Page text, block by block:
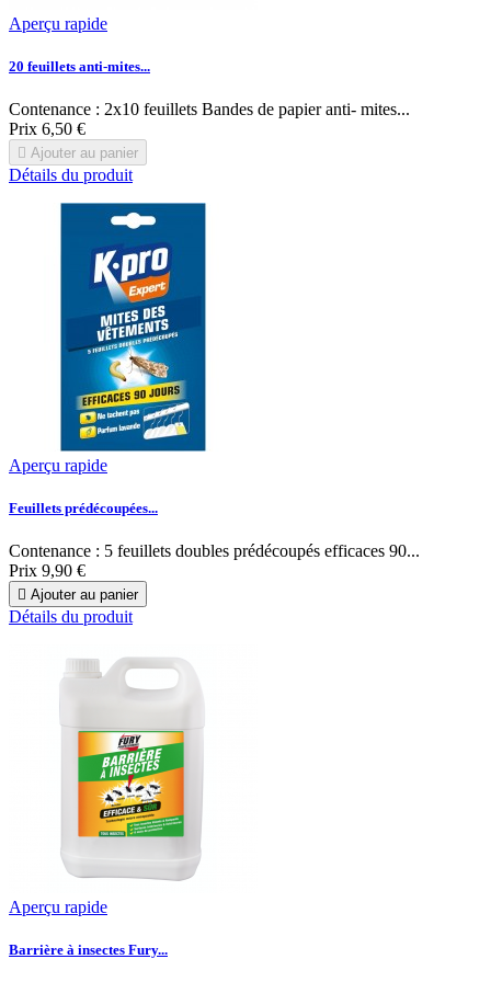
Aperçu rapide
20 feuillets anti-mites...
Contenance : 2x10 feuillets Bandes de papier anti- mites...
Prix 6,50 €
 Ajouter au panier
Détails du produit
Aperçu rapide
Feuillets prédécoupées...
Contenance : 5 feuillets doubles prédécoupés efficaces 90...
Prix 9,90 €
 Ajouter au panier
Détails du produit
Aperçu rapide
Barrière à insectes Fury...